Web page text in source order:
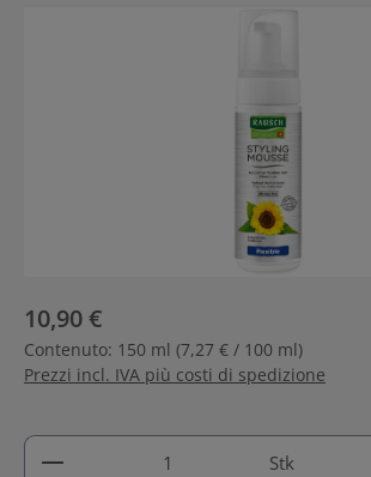
10,90 €
Contenuto: 150 ml (7,27 € / 100 ml)
Prezzi incl. IVA più costi di spedizione
Quantità del prodotto: inserisci
Stk